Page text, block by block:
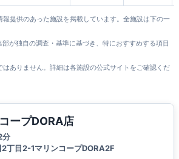
提供のあった施設を掲載しています。全施設は下の一
が独自の調査・基準に基づき、特におすすめする項目
ありません。詳細は各施設の公式サイトをご確認くだ
ープDORA店
分
丁目2-1マリンコープDORA2F